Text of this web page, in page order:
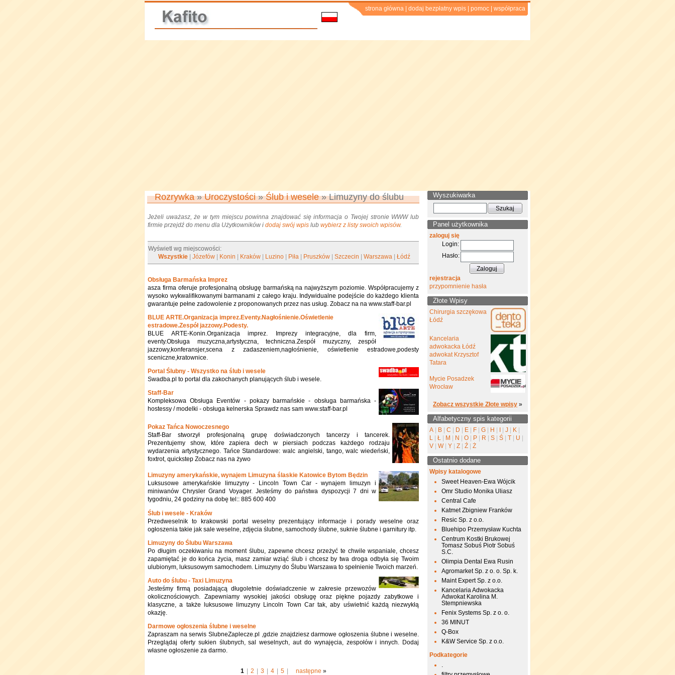
strona główna dodaj bezpłatny wpis pomoc współpraca
Rozrywka»Uroczystości»Ślub i wesele» Limuzyny do ślubu
Jeżeli uważasz, że w tym miejscu powinna znajdować się informacja o Twojej stronie WWW lub
firmie przejdź do menu dla Użytkowników i dodaj swój wpis lub wybierz z listy swoich wpisów.
Wyświetl wg miejscowości:
Wszystkie |Józefów Konin Kraków Luzino Piła Pruszków |Szczecin |Warszawa |Łódź
Obsługa Barmańska Imprez
asza firma oferuje profesjonalną obsługę barmańską na najwyższym poziomie. Współpracujemy z
wysoko wykwalifikowanymi barmanami z całego kraju. Indywidualne podejście do każdego klienta
gwarantuje pełne zadowolenie z proponowanych przez nas usług. Zobacz na na www.staff-bar.pl
BLUE ARTE.Organizacja imprez.Eventy.Nagłośnienie.Oświetlenie
estradowe.Zespół jazzowy.Podesty.
BLUE ARTE-Konin.Organizacja imprez. Imprezy integracyjne, dla firm,
eventy.Obsługa muzyczna,artystyczna, techniczna.Zespół muzyczny, zespół
jazzowy,konferansjer,scena z zadaszeniem,nagłośnienie, oświetlenie estradowe,podesty
sceniczne,kratownice.
Portal Ślubny - Wszystko na ślub i wesele
Swadba.pl to portal dla zakochanych planujących ślub i wesele.
Staff-Bar
Kompleksowa Obsługa Eventów - pokazy barmańskie - obsługa barmańska -
hostessy / modelki - obsługa kelnerska Sprawdz nas sam www.staff-bar.pl
Pokaz Tańca Nowoczesnego
Staff-Bar stworzył profesjonalną grupę doświadczonych tancerzy i tancerek.
Prezentujemy show, które zapiera dech w piersiach podczas każdego rodzaju
wydarzenia artystycznego. Tańce Standardowe: walc angielski, tango, walc wiedeński,
foxtrot, quickstep Zobacz nas na żywo
Limuzyny amerykańskie, wynajem Limuzyna ślaskie Katowice Bytom Będzin
Luksusowe amerykańskie limuzyny - Lincoln Town Car - wynajem limuzyn i
miniwanów Chrysler Grand Voyager. Jesteśmy do państwa dyspozycji 7 dni w
tygodniu, 24 godziny na dobę tel:: 885 600 400
Ślub i wesele - Kraków
Przedweselnik to krakowski portal weselny prezentujący informacje i porady weselne oraz
ogłoszenia takie jak sale weselne, zdjęcia ślubne, samochody ślubne, suknie ślubne i garnitury itp.
Limuzyny do Ślubu Warszawa
Po długim oczekiwaniu na moment ślubu, zapewne chcesz przeżyć te chwile wspaniale, chcesz
zapamiętać je do końca życia, masz zamiar wziąć ślub i chcesz by twa droga odbyła się Twoim
ulubionym, luksusowym samochodem. Limuzyny do Ślubu Warszawa to spełnienie Twoich marzeń.
Auto do ślubu - Taxi Limuzyna
Jesteśmy firmą posiadającą długoletnie doświadczenie w zakresie przewozów
okolicznościowych. Zapewniamy wysokiej jakości obsługę oraz piękne pojazdy zabytkowe i
klasyczne, a także luksusowe limuzyny Lincoln Town Car tak, aby uświetnić każdą niezwykłą
okazję.
Darmowe ogłoszenia ślubne i weselne
Zapraszam na serwis SlubneZaplecze.pl ,gdzie znajdziesz darmowe ogłoszenia ślubne i weselne.
Przeglądaj oferty sukien ślubnych, sal weselnych, aut do wynajęcia, zespołów i innych. Dodaj
własne ogłoszenie za darmo.
1 2 3 4 5 następne »
Wyszukiwarka
Panel użytkownika
zaloguj się
Login:
Hasło:
rejestracja
przypomnienie hasła
Złote Wpisy
Chirurgia szczękowa
Łódź
Kancelaria
adwokacka Łódź
adwokat Krzysztof
Tatara
Mycie Posadzek
Wrocław
Zobacz wszystkie Złote wpisy »
Alfabetyczny spis kategorii
A B C D E F G H J K
L
Ł M N O P R S Ś T U
V
W Y Z Ź Ż
Ostatnio dodane
Wpisy katalogowe
Sweet Heaven-Ewa Wójcik
Omr Studio Monika Uliasz
Central Cafe
Katmet Zbigniew Franków
Resic Sp. z o.o.
Bluehipo Przemysław Kuchta
Centrum Kostki Brukowej
Tomasz Sobuś Piotr Sobuś
S.C.
Olimpia Dental Ewa Rusin
Agromarket Sp. z o. o. Sp. k.
Maint Expert Sp. z o.o.
Kancelaria Adwokacka
Adwokat Karolina M.
Stempniewska
Fenix Systems Sp. z o. o.
36 MINUT
Q-Box
K&W Service Sp. z o.o.
Podkategorie
.